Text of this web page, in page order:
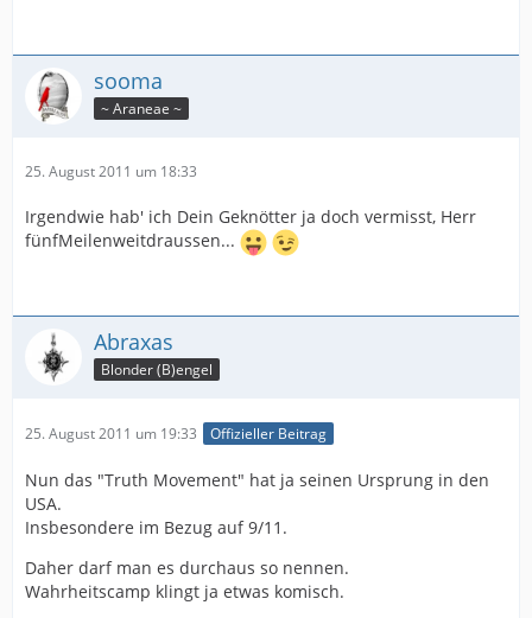
sooma
~ Araneae ~
25. August 2011 um 18:33
Irgendwie hab' ich Dein Geknötter ja doch vermisst, Herr
fünfMeilenweitdraussen...
Abraxas
Blonder (B)engel
25. August 2011 um 19:33 Offizieller Beitrag
Nun das "Truth Movement" hat ja seinen Ursprung in den
USA.
Insbesondere im Bezug auf 9/11.
Daher darf man es durchaus so nennen.
Wahrheitscamp klingt ja etwas komisch.